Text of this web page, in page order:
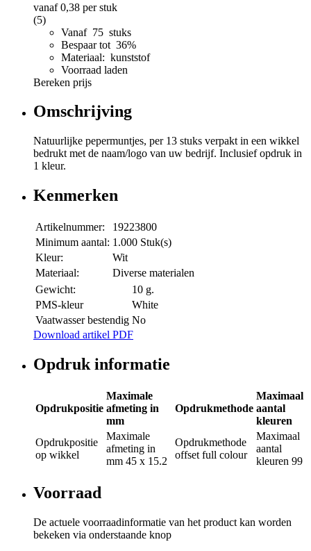
vanaf0,38 per stuk
(5)
Vanaf 75 stuks
Bespaar tot 36%
Materiaal: kunststof
Voorraad laden
Bereken prijs
Omschrijving
Natuurlijke pepermuntjes, per 13 stuks verpakt in een wikkel
bedrukt met de naam/logo van uw bedrijf. Inclusief opdruk in
1 kleur.
Kenmerken
Artikelnummer:
19223800
Minimum aantal: 1.000 Stuk(s)
Kleur:
Wit
Materiaal:
Diverse materialen
Gewicht:
10 g.
PMS-kleur
White
Vaatwasser bestendig No
Download artikel PDF
Opdruk informatie
Opdrukpositie
Maximale
afmeting in
mm
Opdrukmethode
Maximaal
aantal
kleuren
Opdrukpositie
op wikkel
Maximale
afmeting in
mm 45 x 15.2
Opdrukmethode
offset full colour
Maximaal
aantal
kleuren 99
Voorraad
De actuele voorraadinformatie van het product kan worden
bekeken via onderstaande knop